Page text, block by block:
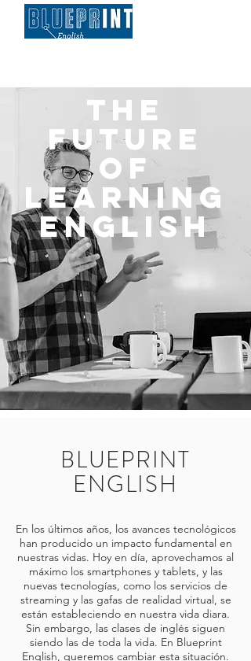
THE
FUTURE
OF
LEARNING
ENGLISH
BLUEPRINT
ENGLISH
En los últimos años, los avances tecnológicos
han producido un impacto fundamental en
nuestras vidas. Hoy en día, aprovechamos al
máximo los smartphones y tablets, y las
nuevas tecnologías, como los servicios de
streaming y las gafas de realidad virtual, se
están estableciendo en nuestra vida diara.
Sin embargo, las clases de inglés siguen
siendo las de toda la vida. En Blueprint
English, queremos cambiar esta situación.